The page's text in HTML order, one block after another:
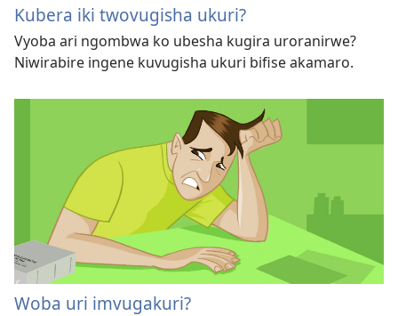
Kubera iki twovugisha ukuri?
Vyoba ari ngombwa ko ubesha kugira uroranirwe?
Niwirabire ingene kuvugisha ukuri bifise akamaro.
Woba uri imvugakuri?